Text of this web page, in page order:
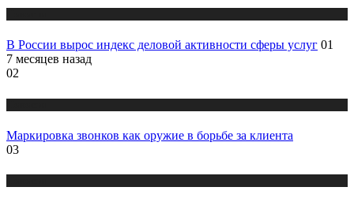
В России вырос индекс деловой активности сферы услуг 01
7 месяцев назад
02
Маркировка звонков как оружие в борьбе за клиента
03